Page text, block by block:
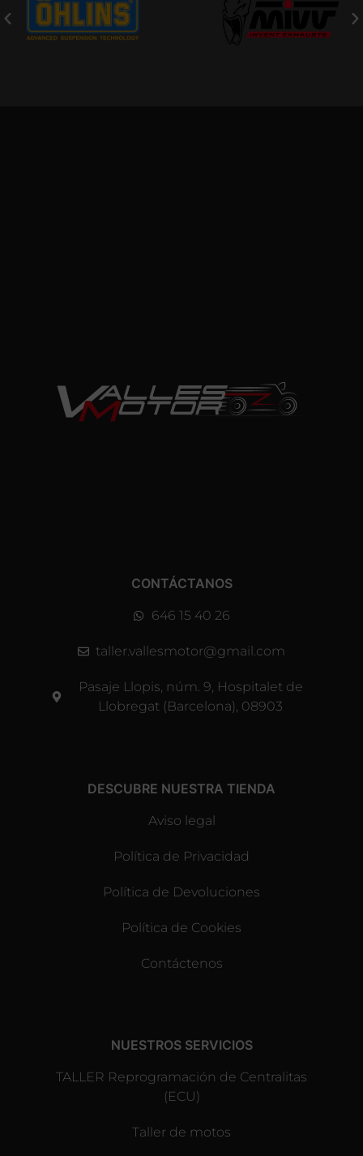
CONTÁCTANOS
646 15 40 26
taller.vallesmotor@gmail.com
Pasaje Llopis, núm. 9, Hospitalet de
Llobregat (Barcelona), 08903
DESCUBRE NUESTRA TIENDA
Aviso legal
Política de Privacidad
Política de Devoluciones
Política de Cookies
Contáctenos
NUESTROS SERVICIOS
TALLER Reprogramación de Centralitas
(ECU)
Taller de motos